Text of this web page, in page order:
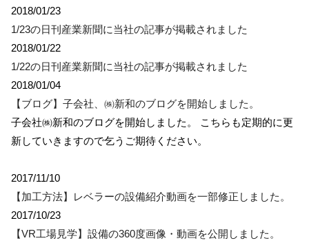
2018/01/23
1/23の日刊産業新聞に当社の記事が掲載されました
2018/01/22
1/22の日刊産業新聞に当社の記事が掲載されました
2018/01/04
【ブログ】子会社、㈱新和のブログを開始しました。
子会社㈱新和のブログを開始しました。 こちらも定期的に更
新していきますので乞うご期待ください。
2017/11/10
【加工方法】レベラーの設備紹介動画を一部修正しました。
2017/10/23
【VR工場見学】設備の360度画像・動画を公開しました。